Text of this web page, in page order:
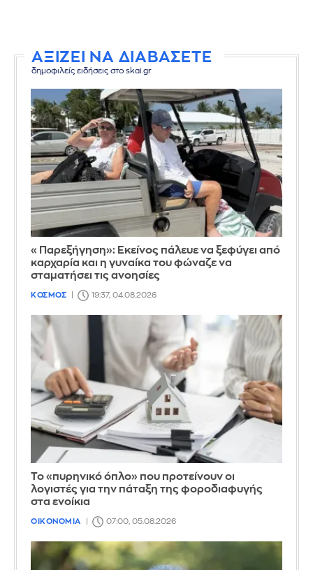
ΑΞΙΖΕΙ ΝΑ ΔΙΑΒΑΣΕΤΕ
δημοφιλείς ειδήσεις στο skai.gr
«Παρεξήγηση»: Εκείνος πάλευε να ξεφύγει από
καρχαρία και η γυναίκα του φώναζε να
σταματήσει τις ανοησίες
ΚΟΣΜΟΣ 19:37, 04.08.2026
Το «πυρηνικό όπλο» που προτείνουν οι
λογιστές για την πάταξη της φοροδιαφυγής
στα ενοίκια
ΟΙΚΟΝΟΜΙΑ 07:00, 05.08.2026